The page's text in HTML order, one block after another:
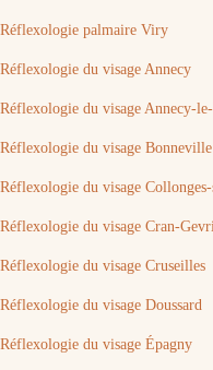
Réflexologie palmaire Viry
Réflexologie du visage Annecy
Réflexologie du visage Annecy-
Réflexologie du visage Bonneville
Réflexologie du visage Collonges-
Réflexologie du visage Cran-
Réflexologie du visage Cruseilles
Réflexologie du visage Doussard
Réflexologie du visage Épagny